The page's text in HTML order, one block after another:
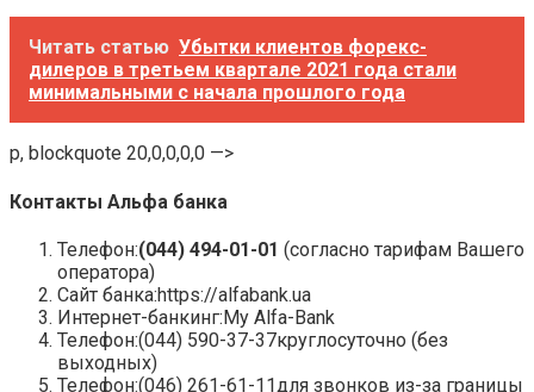
Читать статью Убытки клиентов форекс-
дилеров в третьем квартале 2021 года стали
минимальными с начала прошлого года
p, blockquote 20,0,0,0,0 —>
Контакты Альфа банка
Телефон:(044) 494-01-01 (согласно тарифам Вашего
оператора)
Сайт банка:https://alfabank.ua
Интернет-банкинг:My Alfa-Bank
Телефон:(044) 590-37-37круглосуточно (без
выходных)
Телефон:(046) 261-61-11для звонков из-за границы